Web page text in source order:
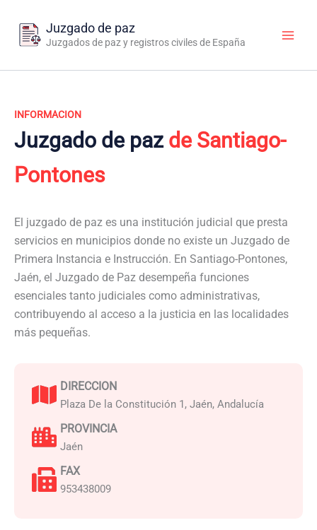
contenido
Juzgado de paz
Juzgados de paz y registros civiles de España
INFORMACION
Juzgado de paz de Santiago-
Pontones
El juzgado de paz es una institución judicial que presta
servicios en municipios donde no existe un Juzgado de
Primera Instancia e Instrucción. En Santiago-Pontones,
Jaén, el Juzgado de Paz desempeña funciones
esenciales tanto judiciales como administrativas,
contribuyendo al acceso a la justicia en las localidades
más pequeñas.
DIRECCION
Plaza De la Constitución 1, Jaén, Andalucía
PROVINCIA
Jaén
FAX
953438009